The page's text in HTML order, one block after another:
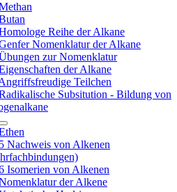
Reihe der Alkane
Nomenklatur der Alkane
zur Nomenklatur
der Alkane
Teilchen
Subsitution - Bildung von
Nachweis von Alkenen
Isomerien von Alkenen
der Alkene